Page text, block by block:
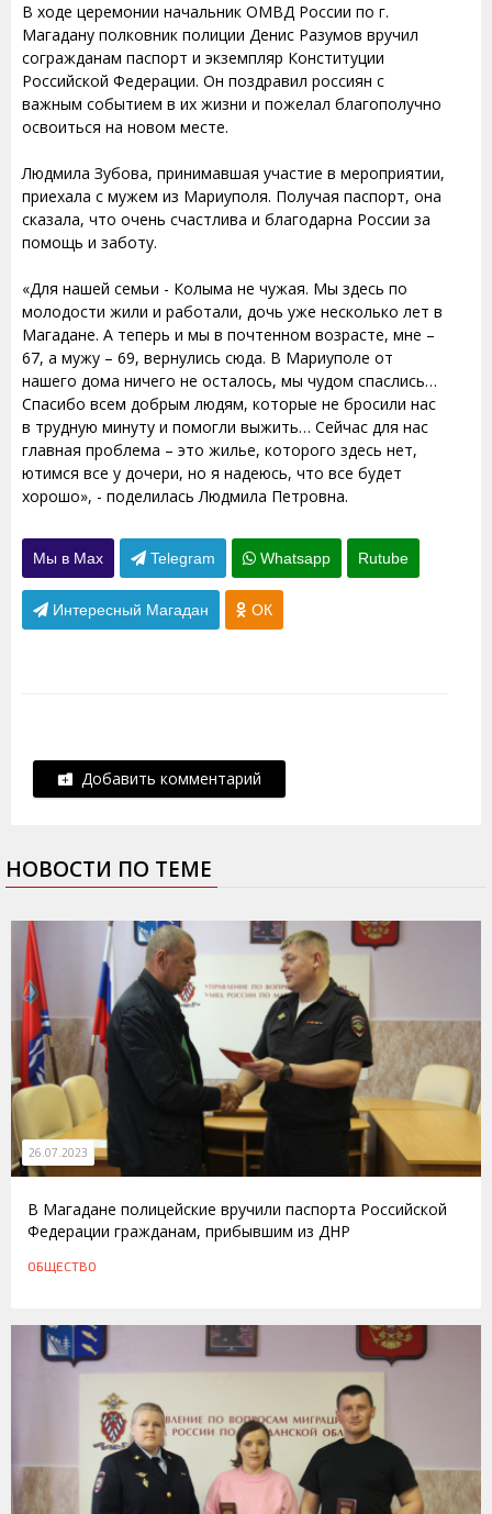
В ходе церемонии начальник ОМВД России по г.
Магадану полковник полиции Денис Разумов вручил
согражданам паспорт и экземпляр Конституции
Российской Федерации. Он поздравил россиян с
важным событием в их жизни и пожелал благополучно
освоиться на новом месте.
Людмила Зубова, принимавшая участие в мероприятии,
приехала с мужем из Мариуполя. Получая паспорт, она
сказала, что очень счастлива и благодарна России за
помощь и заботу.
«Для нашей семьи - Колыма не чужая. Мы здесь по
молодости жили и работали, дочь уже несколько лет в
Магадане. А теперь и мы в почтенном возрасте, мне –
67, а мужу – 69, вернулись сюда. В Мариуполе от
нашего дома ничего не осталось, мы чудом спаслись…
Спасибо всем добрым людям, которые не бросили нас
в трудную минуту и помогли выжить… Сейчас для нас
главная проблема – это жилье, которого здесь нет,
ютимся все у дочери, но я надеюсь, что все будет
хорошо», - поделилась Людмила Петровна.
Мы в Max Telegram Whatsapp Rutube
Интересный Магадан ОК
Добавить комментарий
НОВОСТИ ПО ТЕМЕ
26.07.2023
В Магадане полицейские вручили паспорта Российской
Федерации гражданам, прибывшим из ДНР
ОБЩЕСТВО